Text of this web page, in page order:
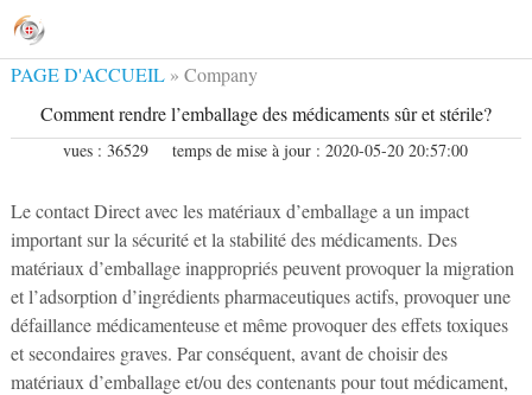
PAGE D'ACCUEIL» Company
NewsComment rendre l’emballage des médicaments sûr et stérile?
vues : 36529 temps de mise à jour : 2020-05-20 20:57:00
Le contact Direct avec les matériaux d’emballage a un impact
important sur la sécurité et la stabilité des médicaments. Des
matériaux d’emballage inappropriés peuvent provoquer la migration
et l’adsorption d’ingrédients pharmaceutiques actifs, provoquer une
défaillance médicamenteuse et même provoquer des effets toxiques
et secondaires graves. Par conséquent, avant de choisir des
matériaux d’emballage et/ou des contenants pour tout médicament,